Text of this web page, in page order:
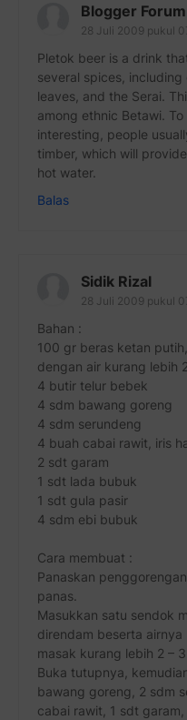
Blogger Forum
28 Juli 2009 pukul
Pletok beer is a drink
several spices,
leaves, and the Serai.
among ethnic Betawi.
interesting, people
timber, which will
hot water.
Balas
Sidik Rizal
28 Juli 2009 pukul
Bahan :
100 gr beras ketan
dengan air kurang lebih
4 butir telur bebek
4 sdm bawang goreng
4 sdm serundeng
4 buah cabai rawit, iris
2 sdt garam
1 sdt lada bubuk
1 sdt gula pasir
4 sdm ebi bubuk
Cara membuat :
Panaskan
panas.
Masukkan satu sendok
direndam beserta
masak kurang lebih 2 – 3
Buka tutupnya,
bawang goreng, 2 sdm
cabai rawit, 1 sdt